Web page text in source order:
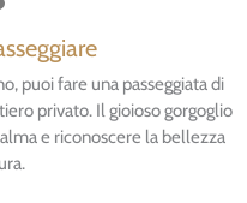
puoi fare una passeggiata di
privato. Il gioioso gorgoglio
e riconoscere la bellezza